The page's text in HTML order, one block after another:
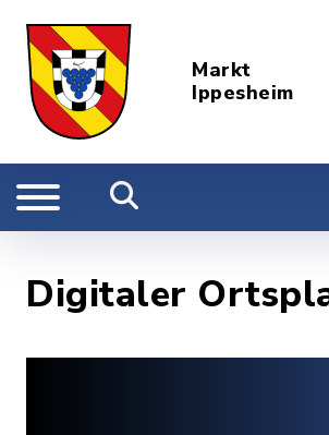
Markt
Ippesheim
Digitaler